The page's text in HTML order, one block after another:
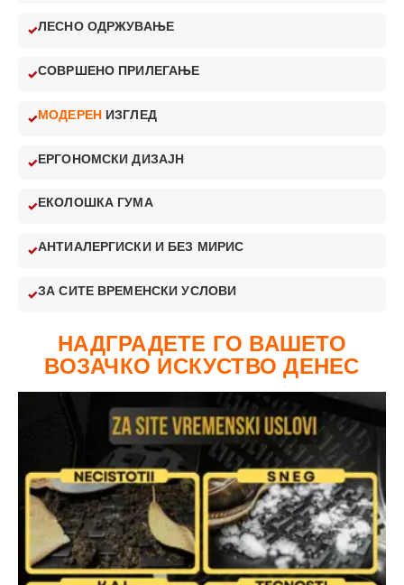
ЛЕСНО ОДРЖУВАЊЕ
СОВРШЕНО ПРИЛЕГАЊЕ
МОДЕРЕН ИЗГЛЕД
ЕРГОНОМСКИ ДИЗАЈН
ЕКОЛОШКА ГУМА
АНТИАЛЕРГИСКИ И БЕЗ МИРИС
ЗА СИТЕ ВРЕМЕНСКИ УСЛОВИ
НАДГРАДЕТЕ ГО ВАШЕТО
ВОЗАЧКО ИСКУСТВО ДЕНЕС